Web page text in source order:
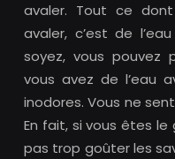
avaler. Tout ce
avaler, c’est de
soyez, vous pouvez
vous avez de l’eau
inodores. Vous ne
En fait, si vous êtes le
pas trop goûter les